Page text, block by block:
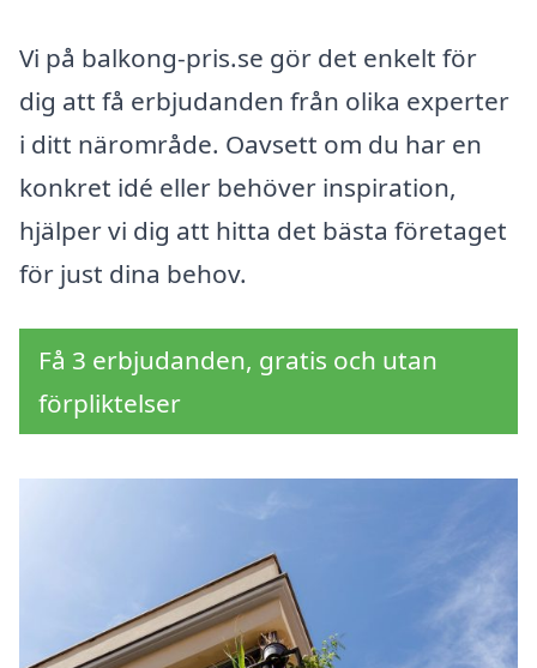
Vi på balkong-pris.se gör det enkelt för
dig att få erbjudanden från olika experter
i ditt närområde. Oavsett om du har en
konkret idé eller behöver inspiration,
hjälper vi dig att hitta det bästa företaget
för just dina behov.
Få 3 erbjudanden, gratis och utan
förpliktelser